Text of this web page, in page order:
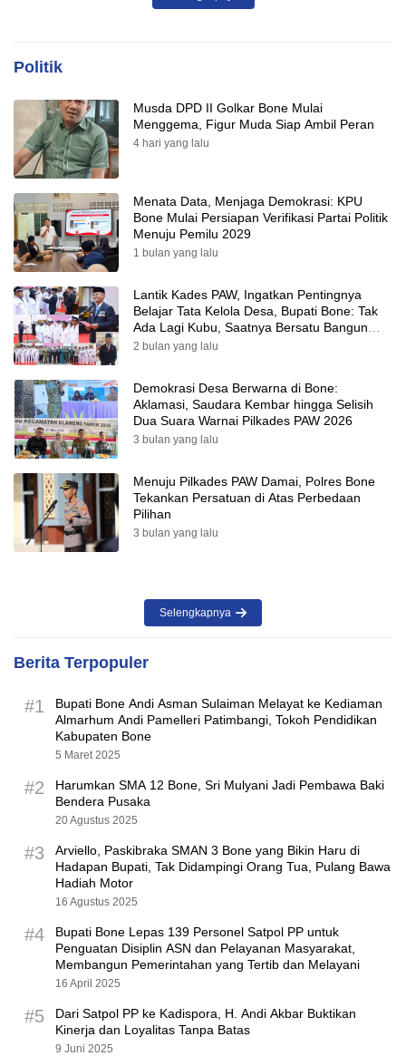
Politik
Musda DPD II Golkar Bone Mulai
Menggema, Figur Muda Siap Ambil Peran
4 hari yang lalu
Menata Data, Menjaga Demokrasi: KPU
Bone Mulai Persiapan Verifikasi Partai Politik
Menuju Pemilu 2029
1 bulan yang lalu
Lantik Kades PAW, Ingatkan Pentingnya
Belajar Tata Kelola Desa, Bupati Bone: Tak
Ada Lagi Kubu, Saatnya Bersatu Bangun
Desa
2 bulan yang lalu
Demokrasi Desa Berwarna di Bone:
Aklamasi, Saudara Kembar hingga Selisih
Dua Suara Warnai Pilkades PAW 2026
3 bulan yang lalu
Menuju Pilkades PAW Damai, Polres Bone
Tekankan Persatuan di Atas Perbedaan
Pilihan
3 bulan yang lalu
Selengkapnya
Berita Terpopuler
#1
Bupati Bone Andi Asman Sulaiman Melayat ke Kediaman
Almarhum Andi Pamelleri Patimbangi, Tokoh Pendidikan
Kabupaten Bone
5 Maret 2025
#2
Harumkan SMA 12 Bone, Sri Mulyani Jadi Pembawa Baki
Bendera Pusaka
20 Agustus 2025
#3
Arviello, Paskibraka SMAN 3 Bone yang Bikin Haru di
Hadapan Bupati, Tak Didampingi Orang Tua, Pulang Bawa
Hadiah Motor
16 Agustus 2025
#4
Bupati Bone Lepas 139 Personel Satpol PP untuk
Penguatan Disiplin ASN dan Pelayanan Masyarakat,
Membangun Pemerintahan yang Tertib dan Melayani
16 April 2025
#5
Dari Satpol PP ke Kadispora, H. Andi Akbar Buktikan
Kinerja dan Loyalitas Tanpa Batas
9 Juni 2025